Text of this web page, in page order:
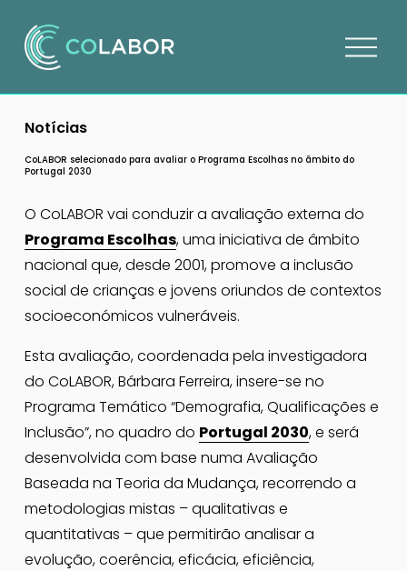
A
u
CoLABOR selecionado para avaliar o Programa Escolhas no âmbito do
Portugal 2030
Notícias
Programa Escolhas, uma iniciativa de âmbito
nacional que, desde 2001, promove a inclusão
social de crianças e jovens oriundos de contextos
socioeconómicos vulneráveis.
Esta avaliação, coordenada pela investigadora
do CoLABOR, Bárbara Ferreira, insere-se no
Programa Temático “Demografia, Qualificações e
Inclusão”, no quadro do Portugal 2030, e será
desenvolvida com base numa Avaliação
Baseada na Teoria da Mudança, recorrendo a
metodologias mistas – qualitativas e
quantitativas – que permitirão analisar a
evolução, coerência, eficácia, eficiência,